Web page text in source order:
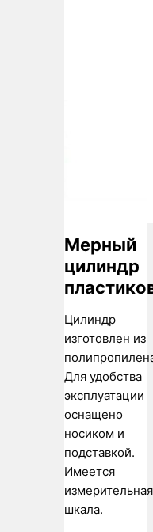
Мерный
цилиндр
Цилиндр
изготовлен из
Для удобства
эксплуатации
оснащено
носиком и
подставкой.
Имеется
измерительная
шкала.